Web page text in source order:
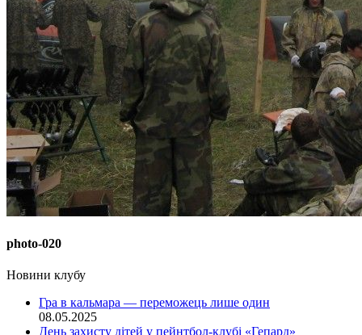
photo-020
Новини клубу
Гра в кальмара — переможець лише один
08.05.2025
День захисту дітей у пейнтбол-клубі «Гепард»